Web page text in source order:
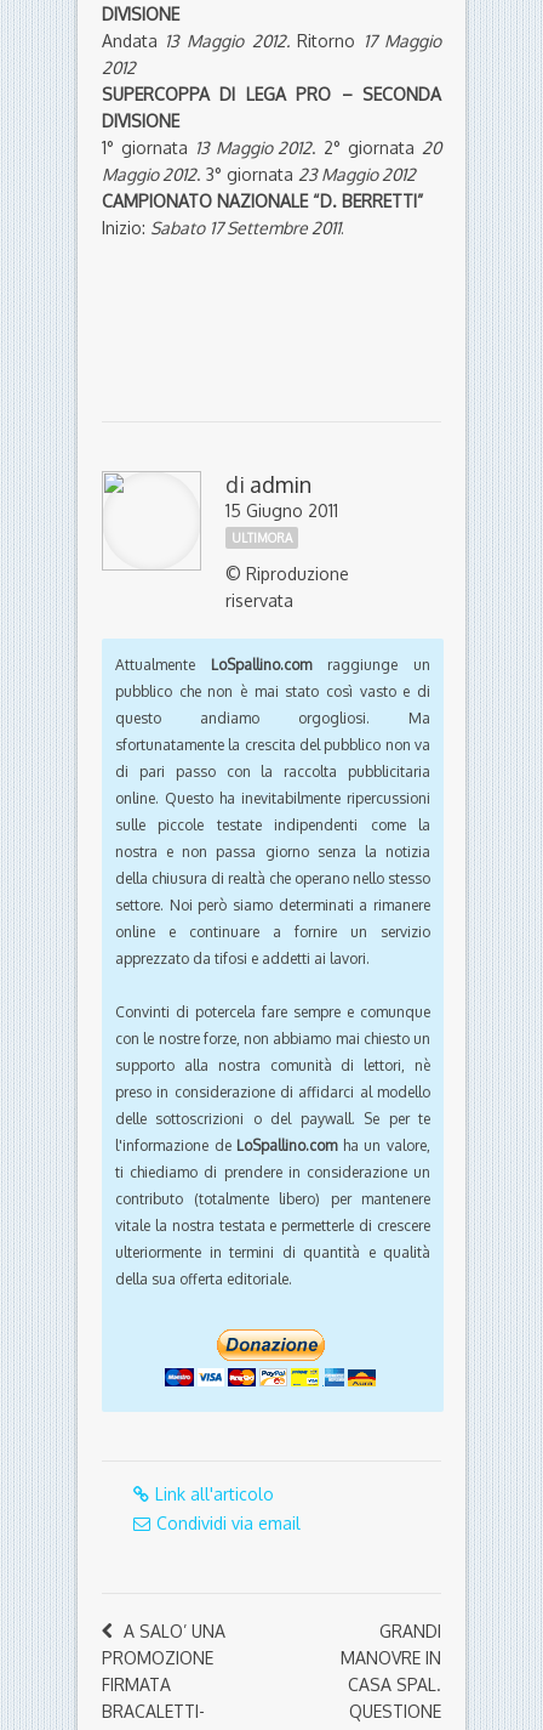
DIVISIONE
Andata 13 Maggio 2012. Ritorno 17 Maggio
2012
SUPERCOPPA DI LEGA PRO – SECONDA
DIVISIONE
1° giornata 13 Maggio 2012. 2° giornata 20
Maggio 2012. 3° giornata 23 Maggio 2012
CAMPIONATO NAZIONALE “D. BERRETTI”
Inizio: Sabato 17 Settembre 2011.
di admin
15 Giugno 2011
ULTIMORA
© Riproduzione
riservata
Attualmente LoSpallino.comraggiunge un
pubblico che non è mai stato così vasto e di
questo andiamo orgogliosi. Ma
sfortunatamente la crescita del pubblico non va
di pari passo con la raccolta pubblicitaria
online. Questo ha inevitabilmente ripercussioni
sulle piccole testate indipendenti come la
nostra e non passa giorno senza la notizia
della chiusura di realtà che operano nello stesso
settore. Noi però siamo determinati a rimanere
online e continuare a fornire un servizio
apprezzato da tifosi e addetti ai lavori.
Convinti di potercela fare sempre e comunque
con le nostre forze, non abbiamo mai chiesto un
supporto alla nostra comunità di lettori, nè
preso in considerazione di affidarci al modello
delle sottoscrizioni o del paywall. Se per te
l'informazione de LoSpallino.comha un valore,
ti chiediamo di prendere in considerazione un
contributo (totalmente libero) per mantenere
vitale la nostra testata e permetterle di crescere
ulteriormente in termini di quantità e qualità
della sua offerta editoriale.
Link all'articolo
Condividi via email
A SALO’ UNA
PROMOZIONE
FIRMATA
BRACALETTI-
GRANDI
MANOVRE IN
CASA SPAL.
QUESTIONE